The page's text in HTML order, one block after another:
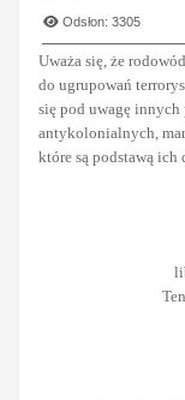
Odsłon: 3305
Uważa się, że
do ugrupowań
się pod uwagę
antykolonialnych,
które są podstawą ich